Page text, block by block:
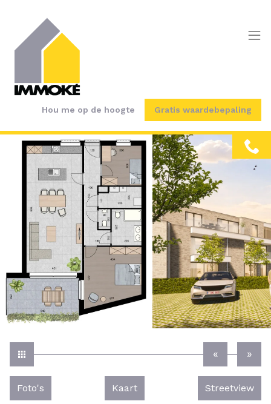
Hou me op de hoogte Gratis waardebepaling
Foto's Kaart Streetview